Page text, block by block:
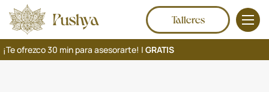
Talleres
¡Te ofrezco 30 min para asesorarte! | GRATIS